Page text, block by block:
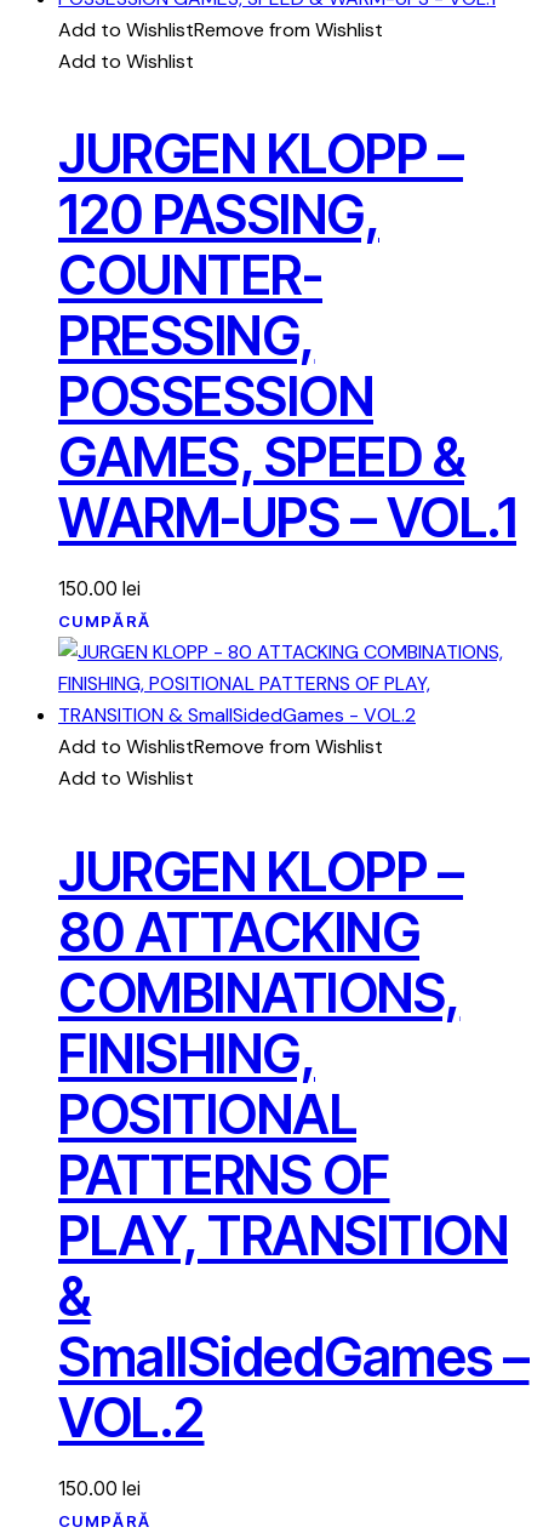
Add to WishlistRemove from Wishlist
Add to Wishlist
JURGEN KLOPP –
120 PASSING,
COUNTER-
PRESSING,
POSSESSION
GAMES, SPEED &
WARM-UPS – VOL.1
150.00 lei
CUMPĂRĂ
Add to WishlistRemove from Wishlist
Add to Wishlist
JURGEN KLOPP –
80 ATTACKING
COMBINATIONS,
FINISHING,
POSITIONAL
PATTERNS OF
PLAY, TRANSITION
&
SmallSidedGames –
VOL.2
150.00 lei
CUMPĂRĂ